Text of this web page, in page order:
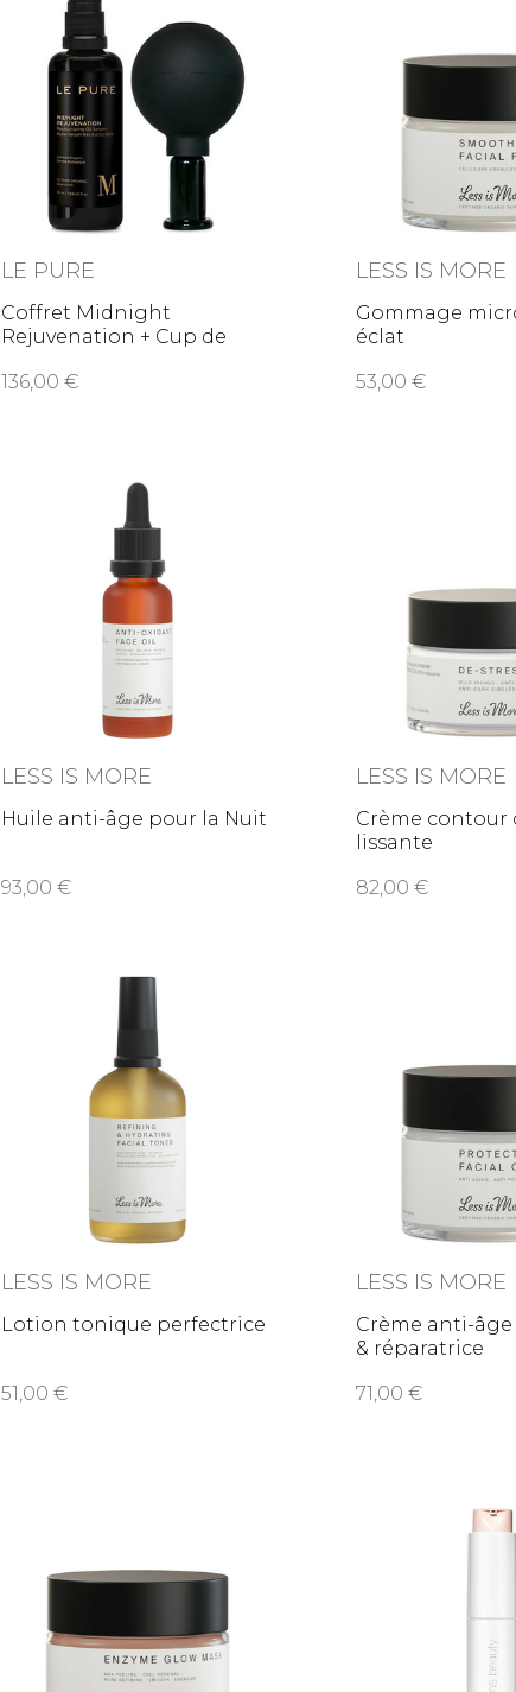
LE PURE
Coffret Midnight
Rejuvenation + Cup de
136,00
LESS IS MORE
Gommage
éclat
53,00
LESS IS MORE
Huile anti-âge pour la Nuit
93,00
LESS IS MORE
Crème contour
lissante
82,00
LESS IS MORE
Lotion tonique perfectrice
51,00
LESS IS MORE
Crème anti-
& réparatrice
71,00